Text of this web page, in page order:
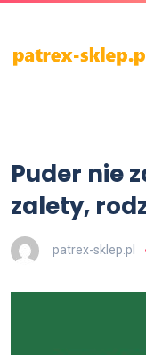
Puder nie
zalety,
patrex-sklep.pl